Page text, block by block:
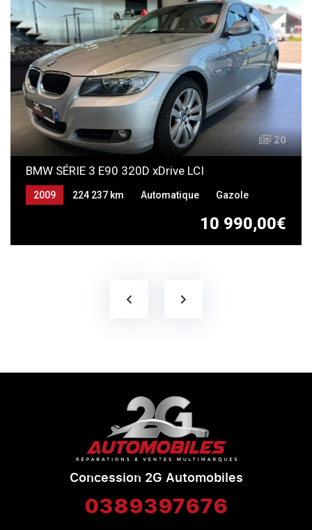
20
BMW SÉRIE 3 E90 320D xDrive LCI
10 990,00€
2009 224 237 km Automatique Gazole
Concession 2G Automobiles
0389397676